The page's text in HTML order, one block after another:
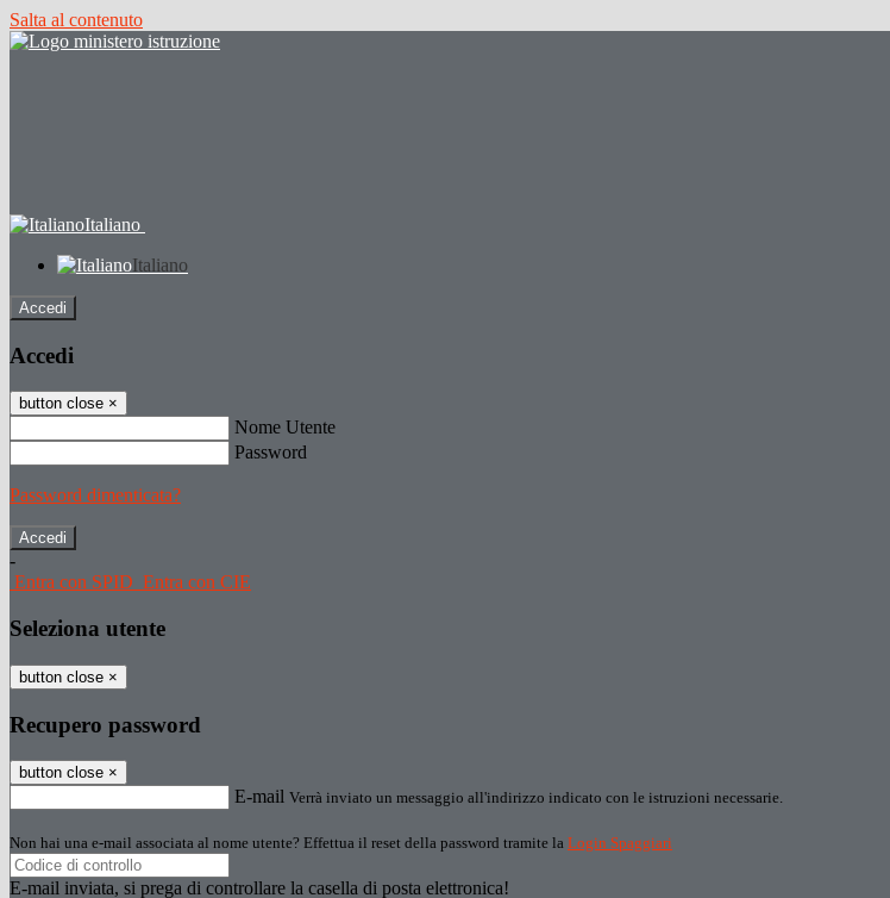
Salta al contenuto
Italiano
Italiano
Accedi
Accedi
button close ×
Nome Utente
Password
Password dimenticata?
-
Entra con SPID Entra con CIE
Seleziona utente
button close ×
Recupero password
button close ×
E-mail Verrà inviato un messaggio all'indirizzo indicato con le istruzioni necessarie.
Non hai una e-mail associata al nome utente? Effettua il reset della password tramite la Login Spaggiari
E-mail inviata, si prega di controllare la casella di posta elettronica!